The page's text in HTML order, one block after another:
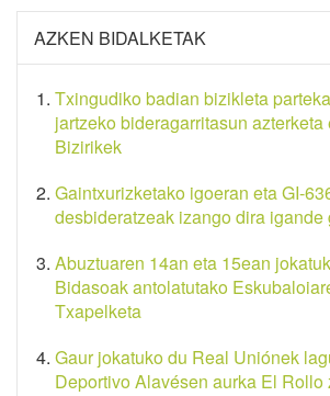
AZKEN BIDALKETAK
Txingudiko badian bizikleta
jartzeko bideragarritasun
Bizirikek
Gaintxurizketako igoeran eta GI-
desbideratzeak izango dira igande
Abuztuaren 14an eta 15ean
Bidasoak antolatutako
Txapelketa
Gaur jokatuko du Real Uniónek
Deportivo Alavésen aurka El Rollo